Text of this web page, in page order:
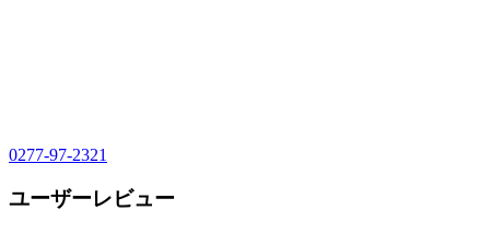
0277-97-2321
ユーザーレビュー